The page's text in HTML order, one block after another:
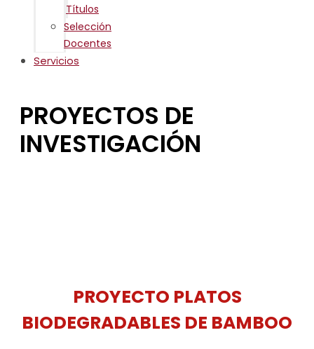
Títulos
Selección
Docentes
Servicios
PROYECTOS DE
INVESTIGACIÓN
PROYECTO PLATOS
BIODEGRADABLES DE BAMBOO